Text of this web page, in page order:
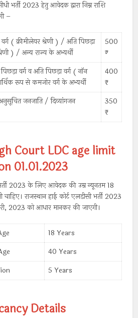
भर्ती 2023 हेतु आवेदक द्वारा निम्न राशि
–
( क्रीमीलेयर श्रेणी ) / अति पिछड़ा
) / अन्य राज्य के अभ्यर्थी
500
₹
वर्ग व अति पिछड़ा वर्ग ( नॉन
रूप से कमजोर वर्ग के अभ्यर्थी
400
₹
जनजाति / दिव्यांगजन
350
₹
Court LDC age limit
01.01.2023
भर्ती 2023 के लिए आवेदक की उम्र न्यूनतम 18
राजस्थान हाई कोर्ट एलडीसी भर्ती 2023
2023 को आधार मानकर की जाएगी।
18 Years
40 Years
5 Years
Details